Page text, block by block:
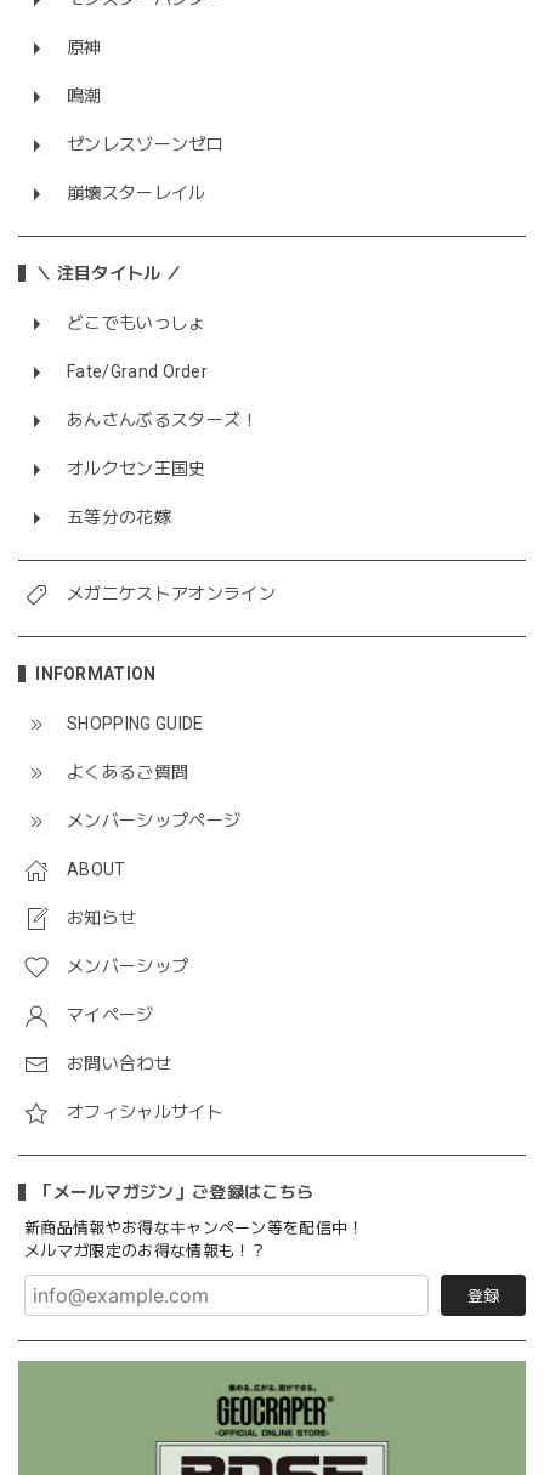
原神
鳴潮
ゼンレスゾーンゼロ
崩壊スターレイル
＼ 注目タイトル ／
どこでもいっしょ
Fate/Grand Order
あんさんぶるスターズ！
オルクセン王国史
五等分の花嫁
メガニケストアオンライン
INFORMATION
SHOPPING GUIDE
よくあるご質問
メンバーシップページ
ABOUT
お知らせ
メンバーシップ
マイページ
お問い合わせ
オフィシャルサイト
「メールマガジン」ご登録はこちら
新商品情報やお得なキャンペーン等を配信中！
メルマガ限定のお得な情報も！？
登録